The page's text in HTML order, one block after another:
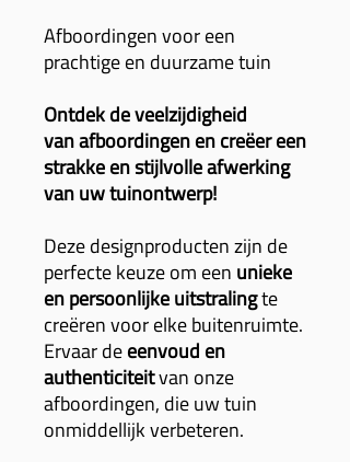
Afboordingen voor een
prachtige en duurzame tuin
Ontdek de veelzijdigheid
van afboordingen en creëer een
strakke en stijlvolle afwerking
van uw tuinontwerp!
Deze designproducten zijn de
perfecte keuze om eenunieke
en persoonlijke uitstralingte
creëren voor elke buitenruimte.
Ervaar deeenvoud en
authenticiteitvan onze
afboordingen, die uw tuin
onmiddellijk verbeteren.